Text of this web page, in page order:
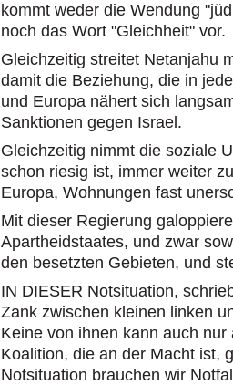
kommt weder die Wendung
noch das Wort "Gleichheit" vor.
Gleichzeitig streitet Netanjahu
damit die Beziehung, die in
und Europa nähert sich
Sanktionen gegen Israel.
Gleichzeitig nimmt die soziale
schon riesig ist, immer weiter
Europa, Wohnungen fast
Mit dieser Regierung
Apartheidstaates, und zwar
den besetzten Gebieten, und
IN DIESER Notsituation,
Zank zwischen kleinen linken
Keine von ihnen kann auch
Koalition, die an der Macht ist,
Notsituation brauchen wir